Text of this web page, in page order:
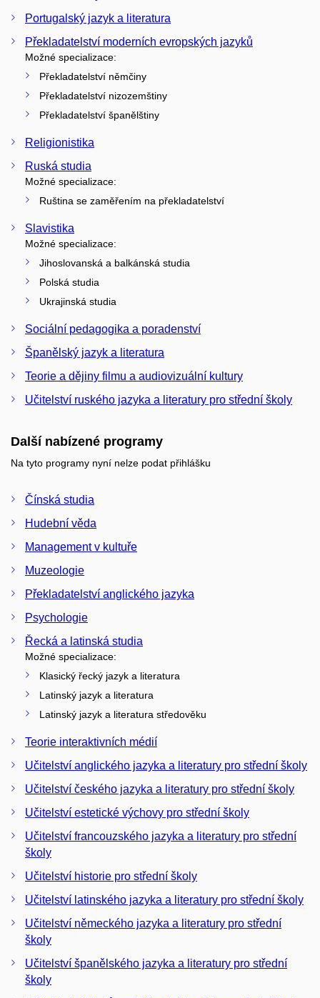
Portugalský jazyk a literatura
Překladatelství moderních evropských jazyků
Možné specializace:
Překladatelství němčiny
Překladatelství nizozemštiny
Překladatelství španělštiny
Religionistika
Ruská studia
Možné specializace:
Ruština se zaměřením na překladatelství
Slavistika
Možné specializace:
Jihoslovanská a balkánská studia
Polská studia
Ukrajinská studia
Sociální pedagogika a poradenství
Španělský jazyk a literatura
Teorie a dějiny filmu a audiovizuální kultury
Učitelství ruského jazyka a literatury pro střední školy
Další nabízené programy
Na tyto programy nyní nelze podat přihlášku
Čínská studia
Hudební věda
Management v kultuře
Muzeologie
Překladatelství anglického jazyka
Psychologie
Řecká a latinská studia
Možné specializace:
Klasický řecký jazyk a literatura
Latinský jazyk a literatura
Latinský jazyk a literatura středověku
Teorie interaktivních médií
Učitelství anglického jazyka a literatury pro střední školy
Učitelství českého jazyka a literatury pro střední školy
Učitelství estetické výchovy pro střední školy
Učitelství francouzského jazyka a literatury pro střední
školy
Učitelství historie pro střední školy
Učitelství latinského jazyka a literatury pro střední školy
Učitelství německého jazyka a literatury pro střední
školy
Učitelství španělského jazyka a literatury pro střední
školy